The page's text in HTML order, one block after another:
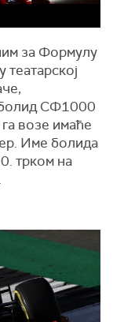
за Формулу
болид СФ1000
га возе имаће
Име болида
трком на